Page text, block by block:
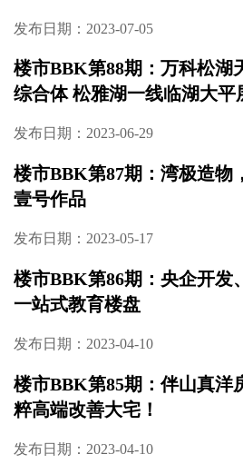
发布日期：2023-07-05
楼市BBK第88期：万科松湖
综合体 松雅湖一线临湖大平
发布日期：2023-06-29
楼市BBK第87期：湾极造物
壹号作品
发布日期：2023-05-17
楼市BBK第86期：央企开发
一站式教育楼盘
发布日期：2023-04-10
楼市BBK第85期：伴山真洋
粹高端改善大宅！
发布日期：2023-04-10